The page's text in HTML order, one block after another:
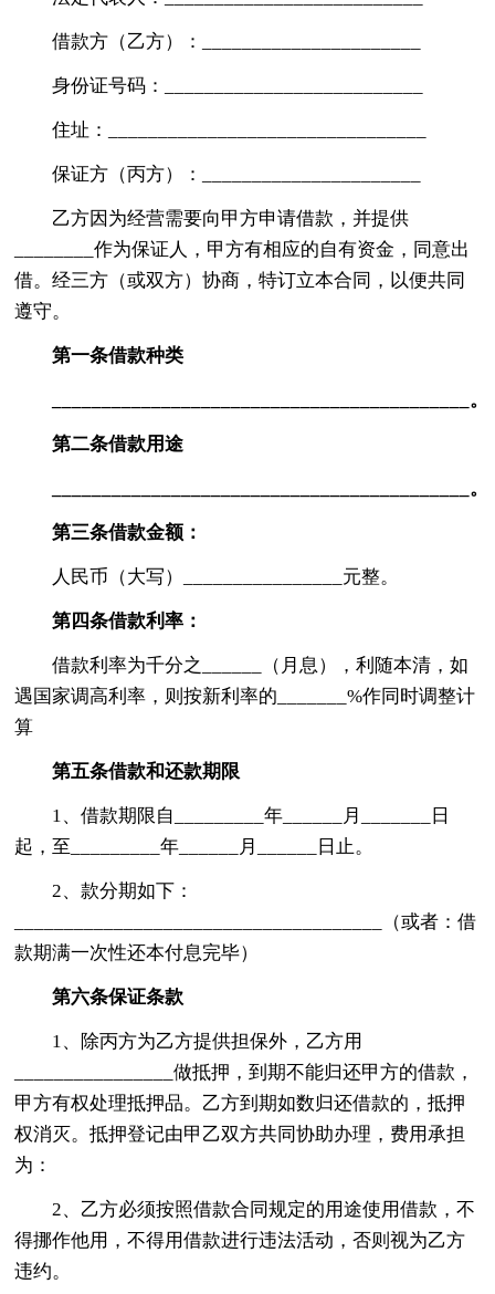
借款方（乙方）：______________________
身份证号码：__________________________
住址：________________________________
保证方（丙方）：______________________
乙方因为经营需要向甲方申请借款，并提供
________作为保证人，甲方有相应的自有资金，同意出
借。经三方（或双方）协商，特订立本合同，以便共同
遵守。
第一条借款种类
_________________________________________。
第二条借款用途
__________________________________________。
第三条借款金额：
人民币（大写）________________元整。
第四条借款利率：
借款利率为千分之______（月息），利随本清，如
遇国家调高利率，则按新利率的_______%作同时调整计
算
第五条借款和还款期限
1、借款期限自_________年______月_______日
起，至_________年______月______日止。
2、款分期如下：
_____________________________________（或者：借
款期满一次性还本付息完毕）
第六条保证条款
1、除丙方为乙方提供担保外，乙方用
________________做抵押，到期不能归还甲方的借款，
甲方有权处理抵押品。乙方到期如数归还借款的，抵押
权消灭。抵押登记由甲乙双方共同协助办理，费用承担
为：
2、乙方必须按照借款合同规定的用途使用借款，不
得挪作他用，不得用借款进行违法活动，否则视为乙方
违约。